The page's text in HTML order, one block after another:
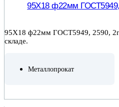
95Х18 ф22мм
95Х18 ф22мм ГОСТ5949, 2590,
складе.
Металлопрокат